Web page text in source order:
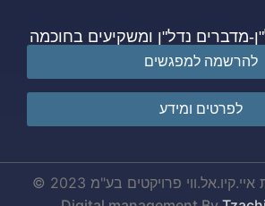
מדברים נדל"ן ומשקיעים בחוכמה
להרשמה למפגשים
לפרטים ומידע
פרויקטים בע"מ 2023 ©